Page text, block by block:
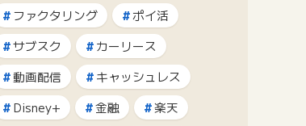
ファクタリング
ポイ活
サブスク
カーリース
動画配信
キャッシュレス
Disney+
金融
楽天